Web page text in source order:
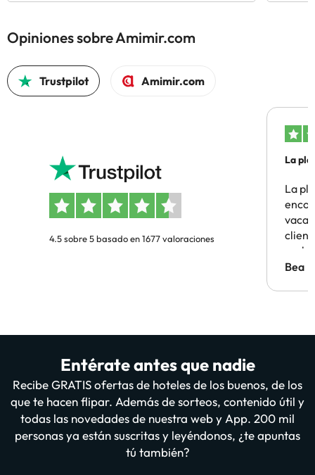
Opiniones sobre Amimir.com
Trustpilot Amimir.com
4.5 sobre 5 basado en 1677 valoraciones
La
La
Bea
Entérate antes que nadie
Recibe GRATIS ofertas de hoteles de los buenos, de los
que te hacen flipar. Además de sorteos, contenido útil y
todas las novedades de nuestra web y App. 200 mil
personas ya están suscritas y leyéndonos, ¿te apuntas
tú también?